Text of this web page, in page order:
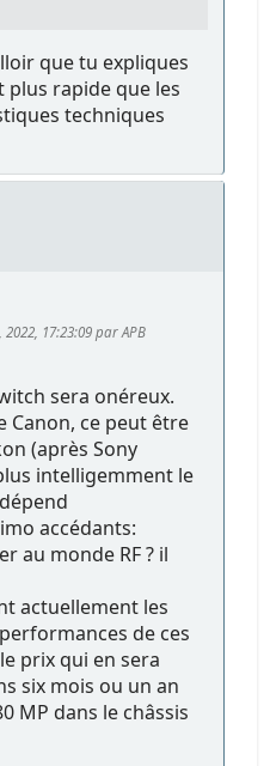
que tu expliques
plus rapide que les
techniques
2022, 17:23:09 par APB
sera onéreux.
Canon, ce peut être
(après Sony
intelligemment le
accédants:
au monde RF ? il
actuellement les
de ces
prix qui en sera
six mois ou un an
MP dans le châssis